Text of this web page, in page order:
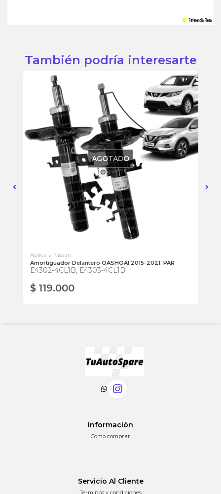
También podría interesarte
AGOTADO
Aplica a Nissan
Amortiguador Delantero QASHQAI 2015-2021. PAR
E4302-4CL1B, E4303-4CL1B
$ 119.000
Información
Como comprar
Servicio Al Cliente